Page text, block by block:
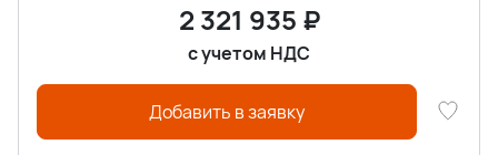
2 321 935 ₽
с учетом НДС
Добавить в заявку